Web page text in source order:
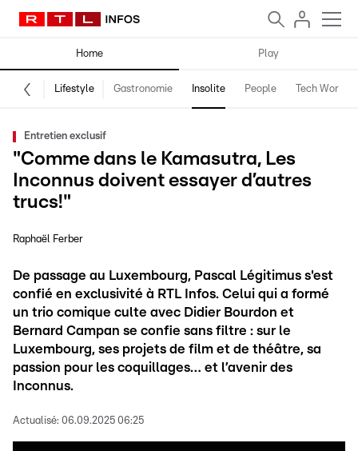
Home Play
Lifestyle Gastronomie Insolite People Tech World
Entretien exclusif
"Comme dans le Kamasutra, Les
Inconnus doivent essayer d’autres
trucs!"
Raphaël Ferber
De passage au Luxembourg, Pascal Légitimus s'est
confié en exclusivité à RTL Infos. Celui qui a formé
un trio comique culte avec Didier Bourdon et
Bernard Campan se confie sans filtre : sur le
Luxembourg, ses projets de film et de théâtre, sa
passion pour les coquillages… et l’avenir des
Inconnus.
Actualisé: 06.09.2025 06:25